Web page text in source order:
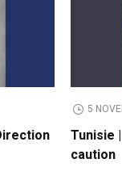
5
Tunisie
caution